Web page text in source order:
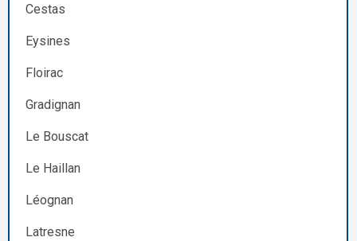
Cestas
Eysines
Floirac
Gradignan
Le Bouscat
Le Haillan
Léognan
Latresne